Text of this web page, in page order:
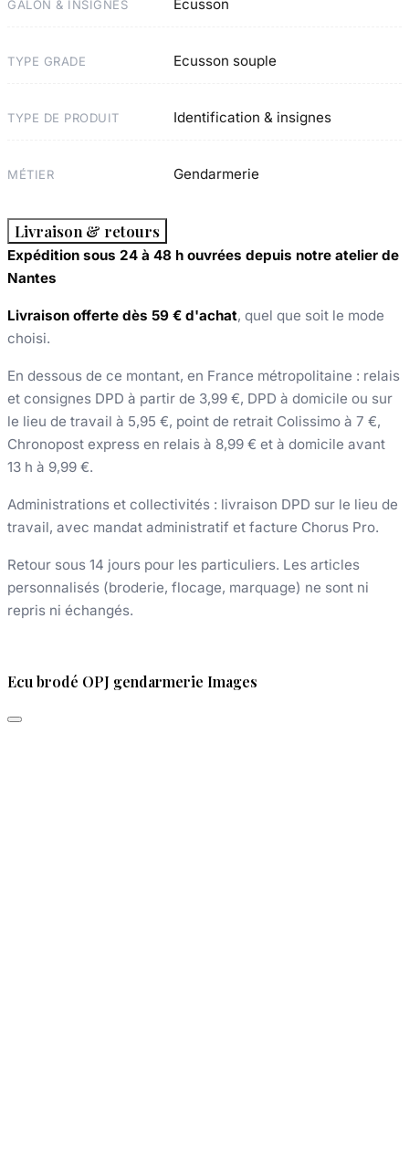
GALON & INSIGNES Ecusson
TYPE GRADE Ecusson souple
TYPE DE PRODUIT Identification & insignes
MÉTIER Gendarmerie
Livraison & retours
Expédition sous 24 à 48 h ouvrées depuis notre atelier de
Nantes
Livraison offerte dès 59 € d'achat, quel que soit le mode
choisi.
En dessous de ce montant, en France métropolitaine : relais
et consignes DPD à partir de 3,99 €, DPD à domicile ou sur
le lieu de travail à 5,95 €, point de retrait Colissimo à 7 €,
Chronopost express en relais à 8,99 € et à domicile avant
13 h à 9,99 €.
Administrations et collectivités : livraison DPD sur le lieu de
travail, avec mandat administratif et facture Chorus Pro.
Retour sous 14 jours pour les particuliers. Les articles
personnalisés (broderie, flocage, marquage) ne sont ni
repris ni échangés.
Ecu brodé OPJ gendarmerie Images